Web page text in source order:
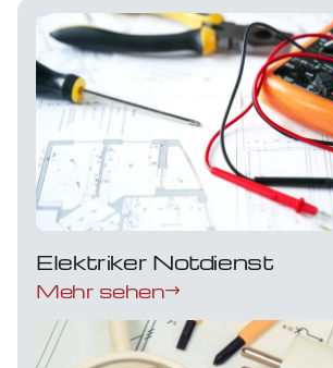
Elektriker Notdienst
Mehr sehen